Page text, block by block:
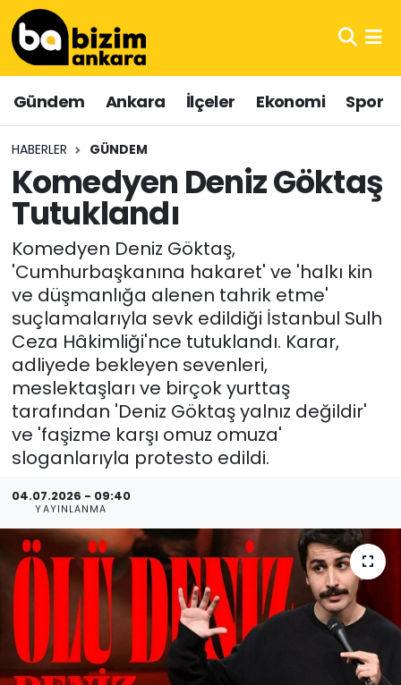
Gündem Ankara İlçeler Ekonomi Spor
HABERLER GÜNDEM
Komedyen Deniz Göktaş
Tutuklandı
Komedyen Deniz Göktaş,
'Cumhurbaşkanına hakaret' ve 'halkı kin
ve düşmanlığa alenen tahrik etme'
suçlamalarıyla sevk edildiği İstanbul Sulh
Ceza Hâkimliği'nce tutuklandı. Karar,
adliyede bekleyen sevenleri,
meslektaşları ve birçok yurttaş
tarafından 'Deniz Göktaş yalnız değildir'
ve 'faşizme karşı omuz omuza'
sloganlarıyla protesto edildi.
04.07.2026 - 09:40
YAYINLANMA
Hava Durumu
Trafik Durumu
Süper Lig Puan Durumu ve Fikstür
Tüm Manşetler
Son Dakika Haberleri
Haber Arşivi